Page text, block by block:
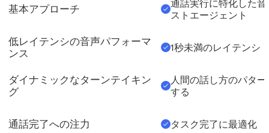
基本アプローチ
通話実行に特化した
ストエージェント
低レイテンシの音声パフォーマ
ンス
1秒未満のレイテンシ
ダイナミックなターンテイキン
グ
人間の話し方のパタ
する
通話完了への注力 タスク完了に最適化